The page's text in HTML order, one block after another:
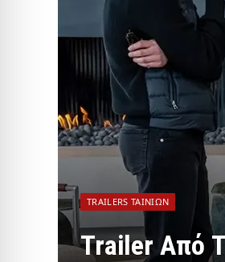
TRAILERS ΤΑΙΝΙΏΝ
Trailer Από